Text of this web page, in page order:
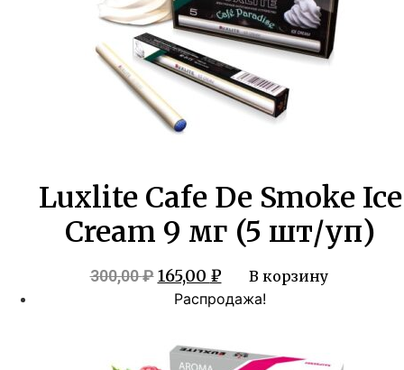
Luxlite Cafe De Smoke Ice
Cream 9 мг (5 шт/уп)
300,00₽ Первоначальная
цена
300,00 ₽.
165,00 ₽Текущая
цена:
В корзину
Распродажа!